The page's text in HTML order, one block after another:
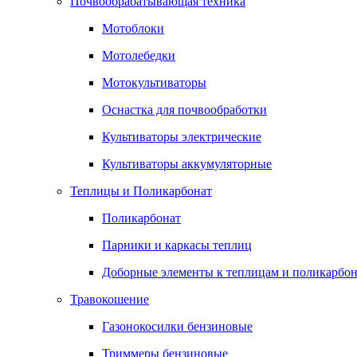
Мотоблоки
Мотолебедки
Мотокультиваторы
Оснастка для почвообработки
Культиваторы электрические
Культиваторы аккумуляторные
Теплицы и Поликарбонат
Поликарбонат
Парники и каркасы теплиц
Доборные элементы к теплицам и
Травокошение
Газонокосилки бензиновые
Триммеры бензиновые